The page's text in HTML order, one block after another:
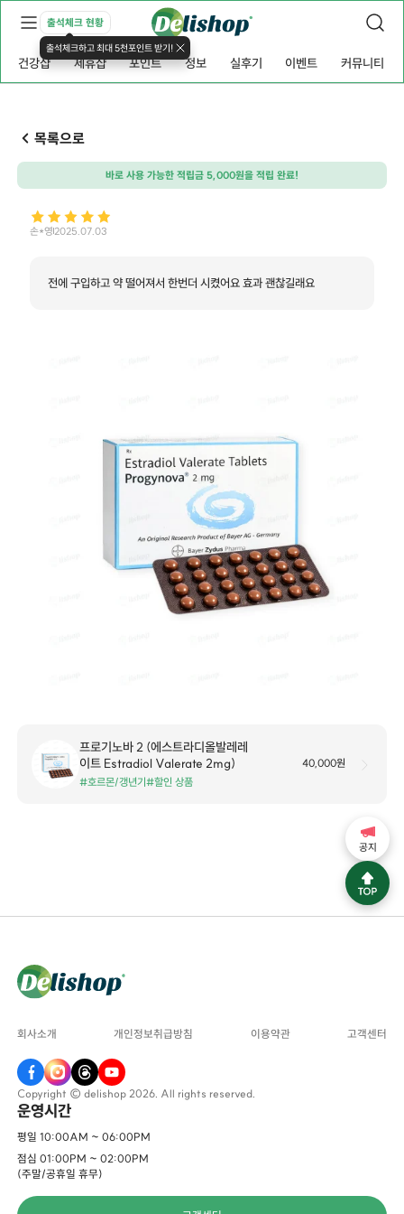
출석체크 현황
출석체크하고 최대 5천포인트 받기!
건강샵 제휴샵 포인트 정보 실후기 이벤트 커뮤니티
목록으로
바로 사용 가능한 적립금 5,000원을 적립 완료!
손*영2025.07.03
전에 구입하고 약 떨어져서 한번더 시켰어요 효과 괜찮길래요
프로기노바 2 (에스트라디올발레레
이트 Estradiol Valerate 2mg)
#호르몬/갱년기#할인 상품
40,000원
회사소개 개인정보취급방침 이용약관 고객센터
Copyright © delishop 2026. All rights reserved.
운영시간
평일 10:00AM ~ 06:00PM
점심 01:00PM ~ 02:00PM
(주말/공휴일 휴무)
공지